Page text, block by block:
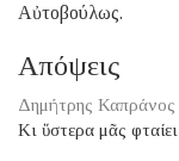
Αὐτοβούλως.
Απόψεις
Δημήτρης Καπράνος
Κι ὕστερα μᾶς